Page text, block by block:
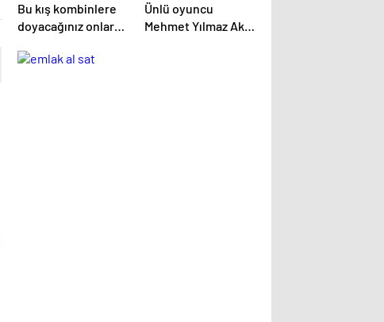
Bu kış kombinlere
doyacağınız onlarca
detay.
Ünlü oyuncu
Mehmet Yılmaz Ak’a